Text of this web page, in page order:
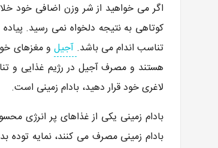
اگر می خواهید از شر وزن اضافی خود
کوتاهی به نتیجه دلخواه نمی رسید.
تناسب اندام می باشد. آجیل و مغزهای
هستند و مصرف آجیل در رژیم غذایی و
لاغری خود قرار دهید، بادام زمینی است.
بادام زمینی یکی از غذاهای پر انرژی
بادام زمینی مصرف می کنند، نمایه توده